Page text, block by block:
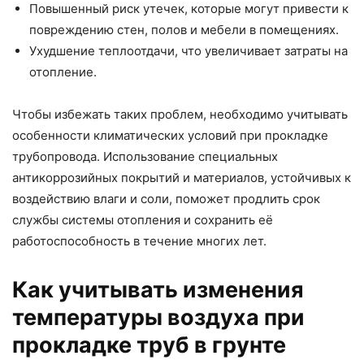
Повышенный риск утечек, которые могут привести к
повреждению стен, полов и мебели в помещениях.
Ухудшение теплоотдачи, что увеличивает затраты на
отопление.
Чтобы избежать таких проблем, необходимо учитывать
особенности климатических условий при прокладке
трубопровода. Использование специальных
антикоррозийных покрытий и материалов, устойчивых к
воздействию влаги и соли, поможет продлить срок
службы системы отопления и сохранить её
работоспособность в течение многих лет.
Как учитывать изменения
температуры воздуха при
прокладке труб в грунте